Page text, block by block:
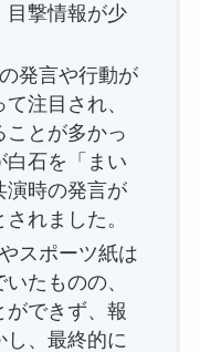
目撃情報が少
発言や行動が
注目され、
ことが多かっ
白石を「まい
演時の発言が
れました。
スポーツ紙は
たものの、
ができず、報
し、最終的に